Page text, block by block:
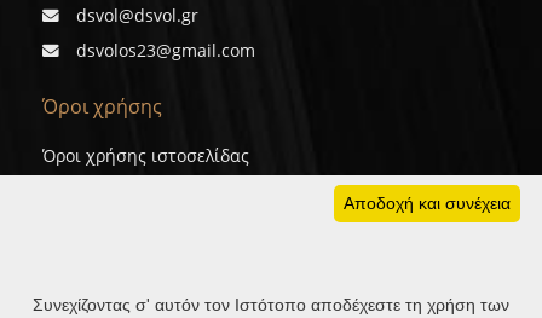
dsvol@dsvol.gr
dsvolos23@gmail.com
Όροι χρήσης
Όροι χρήσης ιστοσελίδας
Αποδοχή και συνέχεια
Συνεχίζοντας σ' αυτόν τον Ιστότοπο αποδέχεστε τη χρήση των